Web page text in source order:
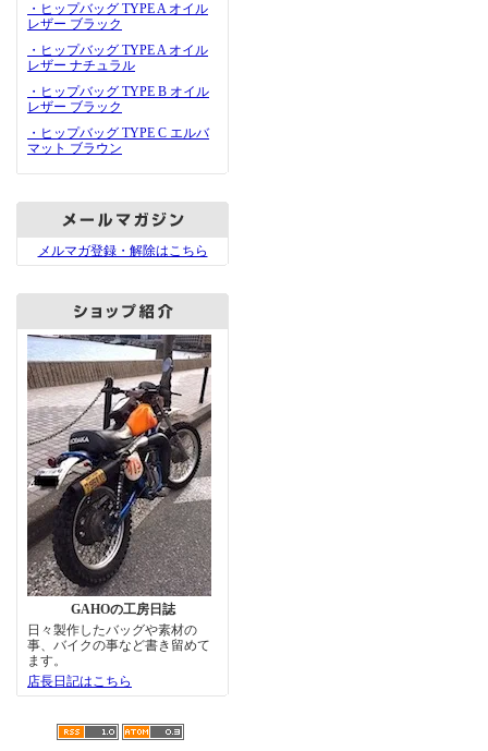
・ヒップバッグ TYPE A オイル
レザー ブラック
・ヒップバッグ TYPE A オイル
レザー ナチュラル
・ヒップバッグ TYPE B オイル
レザー ブラック
・ヒップバッグ TYPE C エルバ
マット ブラウン
メルマガ登録・解除はこちら
GAHOの工房日誌
日々製作したバッグや素材の
事、バイクの事など書き留めて
ます。
店長日記はこちら